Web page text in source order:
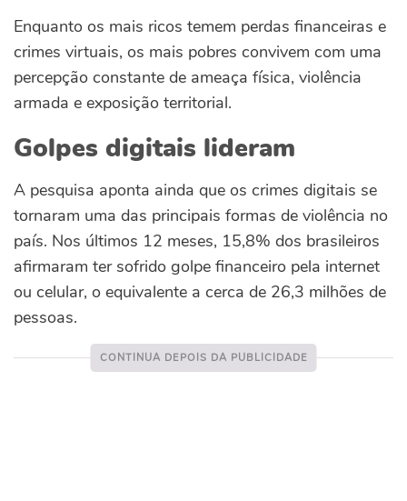
Enquanto os mais ricos temem perdas financeiras e
crimes virtuais, os mais pobres convivem com uma
percepção constante de ameaça física, violência
armada e exposição territorial.
Golpes digitais lideram
A pesquisa aponta ainda que os crimes digitais se
tornaram uma das principais formas de violência no
país. Nos últimos 12 meses, 15,8% dos brasileiros
afirmaram ter sofrido golpe financeiro pela internet
ou celular, o equivalente a cerca de 26,3 milhões de
pessoas.